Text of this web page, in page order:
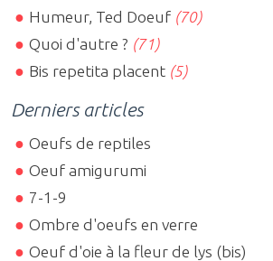
Humeur, Ted Doeuf (70)
Quoi d'autre ? (71)
Bis repetita placent (5)
Derniers articles
Oeufs de reptiles
Oeuf amigurumi
7-1-9
Ombre d'oeufs en verre
Oeuf d'oie à la fleur de lys (bis)